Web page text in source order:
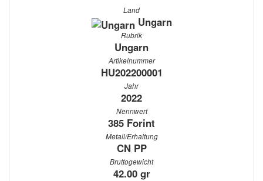
Land
Ungarn
Rubrik
Ungarn
Artikelnummer
HU202200001
Jahr
2022
Nennwert
385 Forint
Metall/Erhaltung
CN PP
Bruttogewicht
42.00 gr